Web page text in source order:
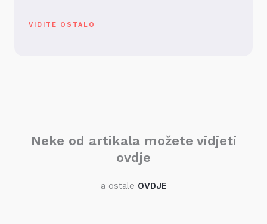
VIDITE OSTALO
Neke od artikala možete vidjeti
ovdje
a ostale OVDJE